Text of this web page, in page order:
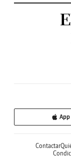
App
Contactar